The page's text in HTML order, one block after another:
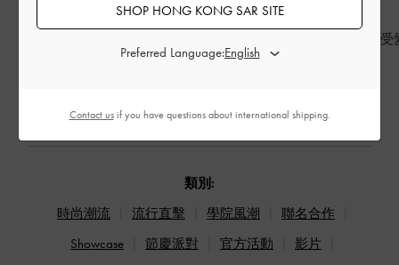
BED OF BOWS
七夕，重新感
類別:
時尚潮流
流行直擊 學院風潮
聯名合作
Showcase
節慶派對 官方活動
影片
SHOP HONG KONG SAR SITE
Preferred Language:
Contact usif you have questions about international shipping.